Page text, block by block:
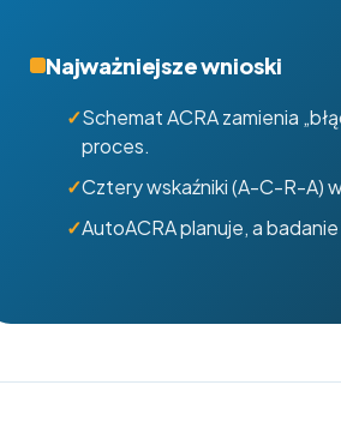
Najważniejsze wnioski
Schemat ACRA zamienia
proces.
Cztery wskaźniki (A-C-R-A)
AutoACRA planuje, a